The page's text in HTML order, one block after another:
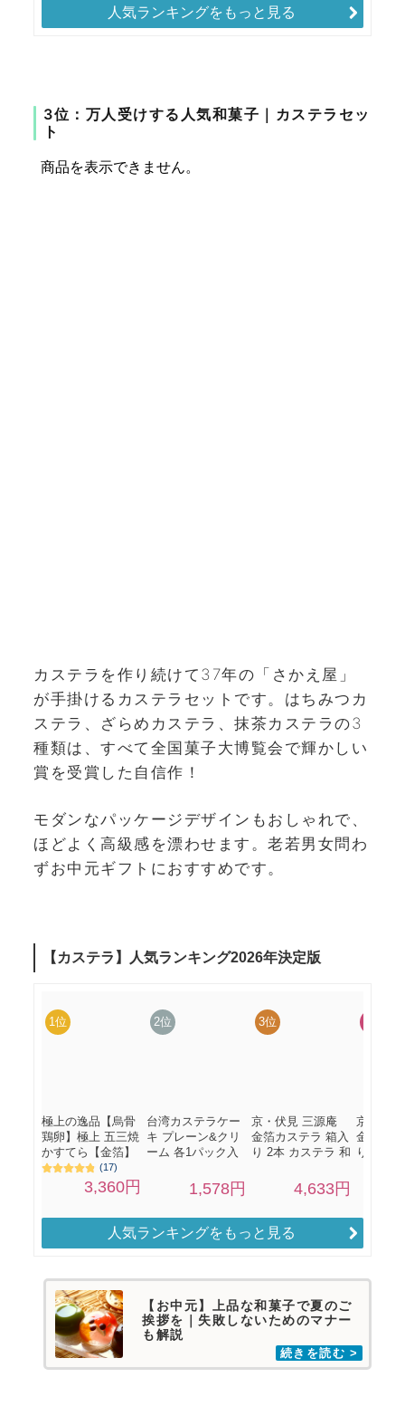
人気ランキングをもっと見る
3位：万人受けする人気和菓子｜カステラセッ
ト
カステラを作り続けて37年の「さかえ屋」
が手掛けるカステラセットです。はちみつカ
ステラ、ざらめカステラ、抹茶カステラの3
種類は、すべて全国菓子大博覧会で輝かしい
賞を受賞した自信作！
モダンなパッケージデザインもおしゃれで、
ほどよく高級感を漂わせます。老若男女問わ
ずお中元ギフトにおすすめです。
人気ランキングをもっと見る
【お中元】上品な和菓子で夏のご
挨拶を｜失敗しないためのマナー
も解説